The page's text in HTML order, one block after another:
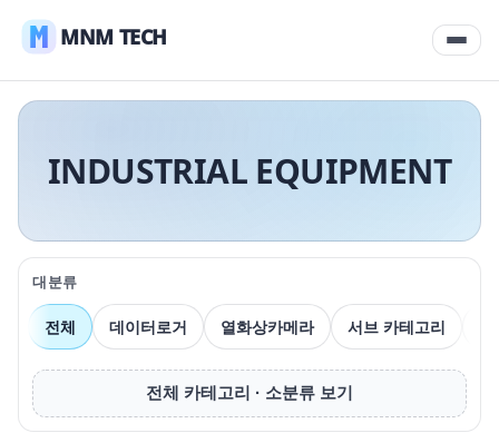
MNM TECH
INDUSTRIAL EQUIPMENT
대분류
전체 데이터로거 열화상카메라 서브 카테고리
전체 카테고리 · 소분류 보기